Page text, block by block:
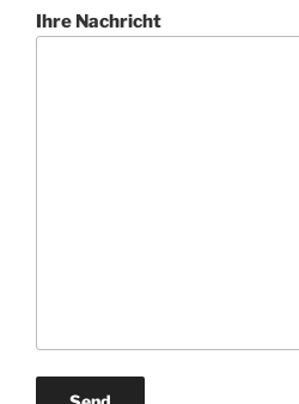
Ihre Nachricht